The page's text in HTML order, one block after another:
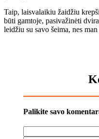
Taip, laisvalaikiu žaidžiu
būti gamtoje, pasivažinėti
leidžiu su savo šeima, nes
Palikite savo